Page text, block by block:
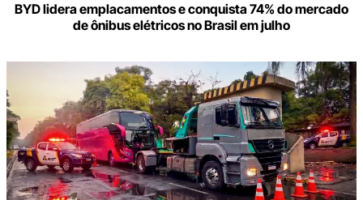
BYD lidera emplacamentos e conquista 74% do mercado
de ônibus elétricos no Brasil em julho